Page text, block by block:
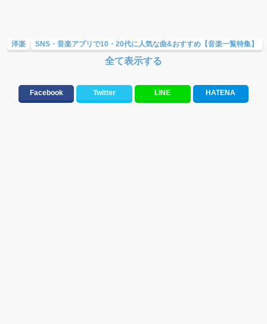
洋楽 SNS・音楽アプリで10・20代に人気な曲&おすすめ【音楽一覧特集】
10、20代に人気・話題・流行・おすすめな邦楽&洋楽
元気が出る歌・やる気が出る曲・明るい曲・楽しい歌・勇気が出る歌
全て表示する
Facebook Twitter LINE HATENA